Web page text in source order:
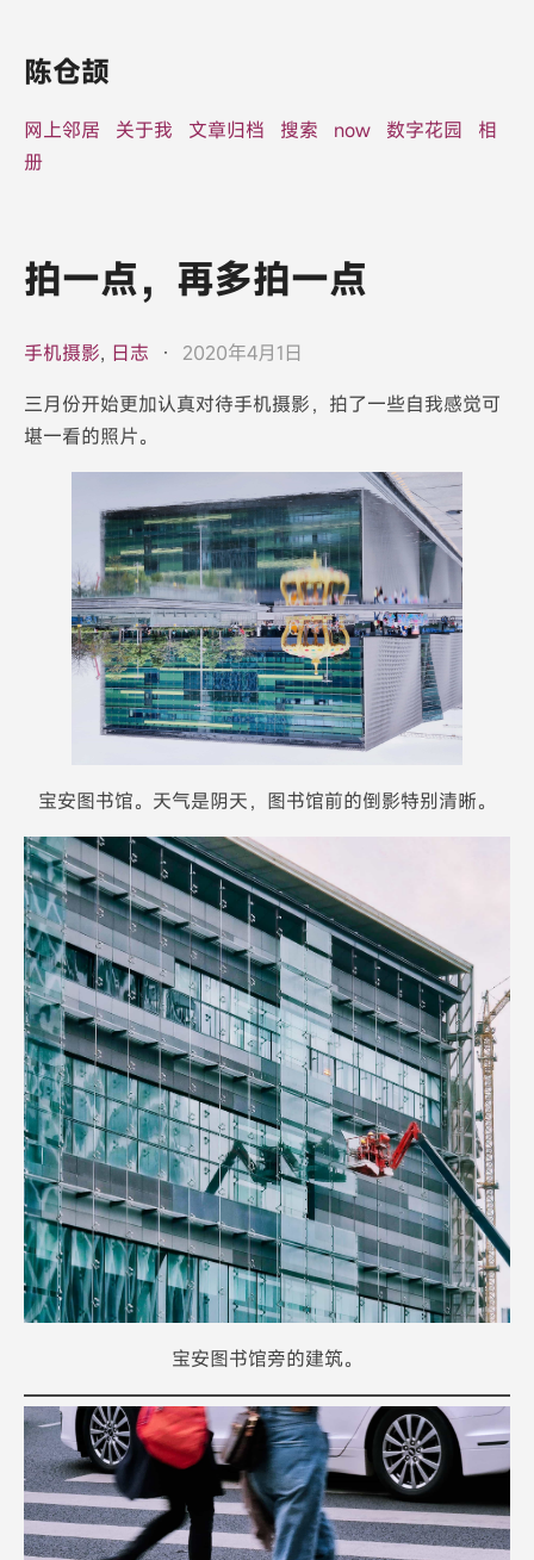
陈仓颉
网上邻居 关于我 文章归档 搜索 now 数字花园
相
册
拍一点，再多拍一点
手机摄影, 日志 · 2020年4月1日
三月份开始更加认真对待手机摄影，拍了一些自我感觉可
堪一看的照片。
宝安图书馆。天气是阴天，图书馆前的倒影特别清晰。
宝安图书馆旁的建筑。